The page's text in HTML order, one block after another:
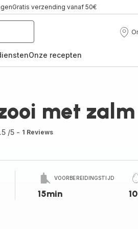
Gratis verzending vanaf 50€
Onze recepten
met zalm
/5 - 1 Reviews
VOORBEREIDINGSTIJD
15min